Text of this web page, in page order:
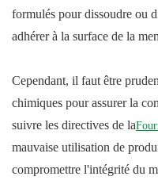
formulés pour dissoudre ou
adhérer à la surface de la
Cependant, il faut être
chimiques pour assurer la
suivre les directives de la
mauvaise utilisation de
compromettre l'intégrité du